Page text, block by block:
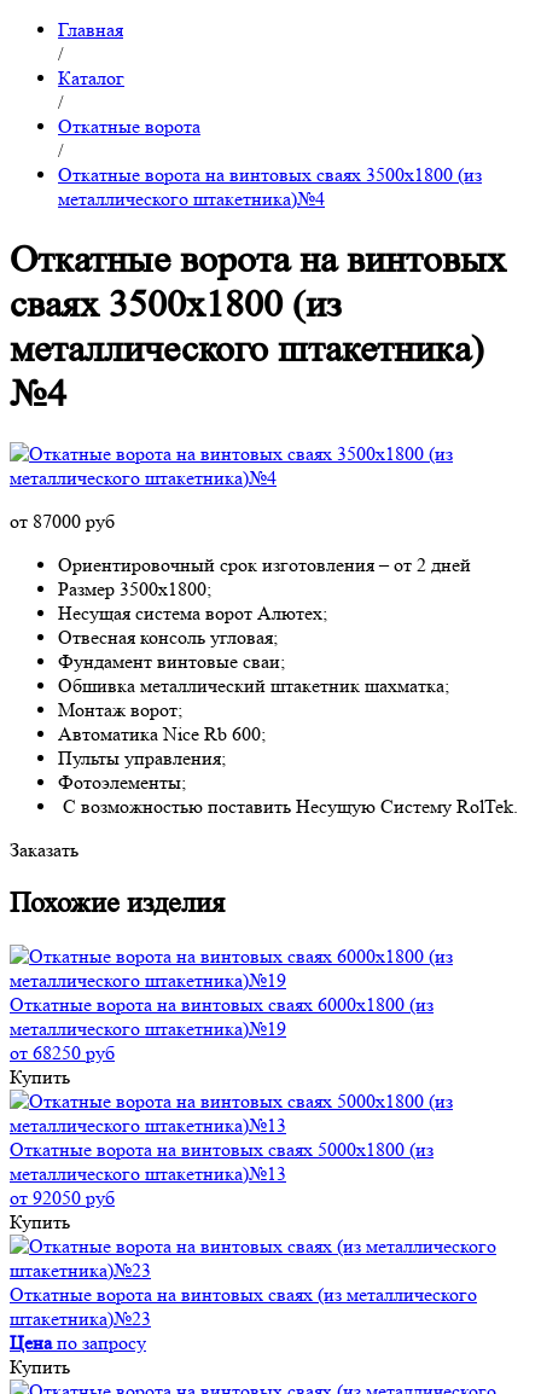
Главная
/
Каталог
/
Откатные ворота
/
Откатные ворота на винтовых сваях 3500x1800 (из
металлического штакетника)№4
Откатные ворота на винтовых
сваях 3500x1800 (из
металлического штакетника)
№4
от 87000 руб
Ориентировочный срок изготовления – от 2 дней
Размер 3500x1800;
Несущая система ворот Алютех;
Отвесная консоль угловая;
Фундамент винтовые сваи;
Обшивка металлический штакетник шахматка;
Монтаж ворот;
Автоматика Nice Rb 600;
Пульты управления;
Фотоэлементы;
С возможностью поставить Несущую Систему RolTek.
Заказать
Похожие изделия
Откатные ворота на винтовых сваях 6000x1800 (из
металлического штакетника)№19
от 68250 руб
Купить
Откатные ворота на винтовых сваях 5000x1800 (из
металлического штакетника)№13
от 92050 руб
Купить
Откатные ворота на винтовых сваях (из металлического
штакетника)№23
Ценапо запросу
Купить